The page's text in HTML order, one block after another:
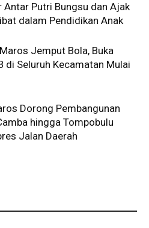
Antar Putri Bungsu dan Ajak
dalam Pendidikan Anak
Jemput Bola, Buka
di Seluruh Kecamatan Mulai
Dorong Pembangunan
hingga Tompobulu
Jalan Daerah